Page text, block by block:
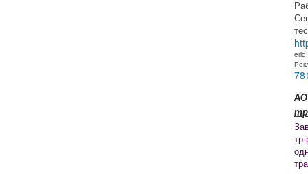
АО